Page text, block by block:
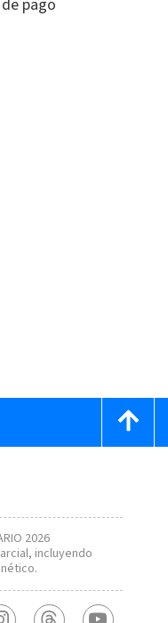
pago
2026
incluyendo